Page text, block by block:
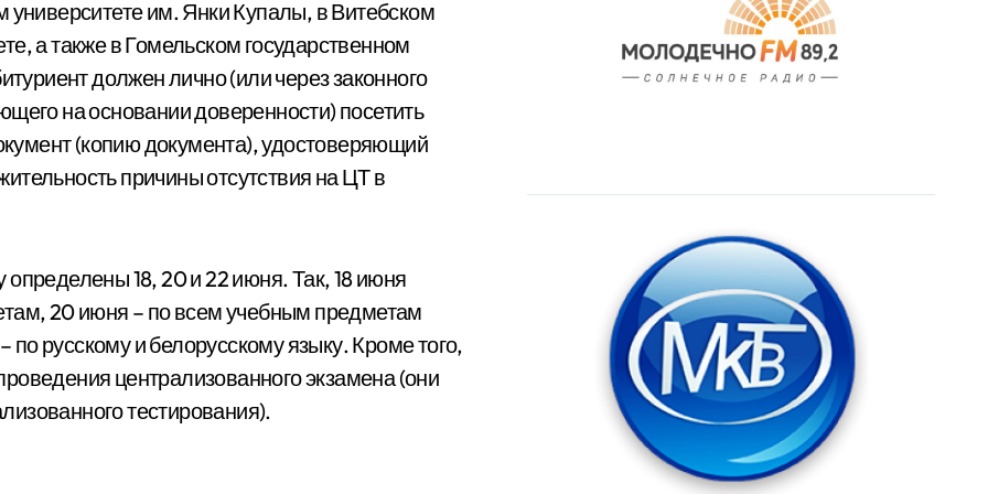
университете им. Янки Купалы, в Витебском
а также в Гомельском государственном
должен лично (или через законного
на основании доверенности) посетить
(копию документа), удостоверяющий
причины отсутствия на ЦТ в
18, 20 и 22 июня. Так, 18 июня
20 июня – по всем учебным предметам
по русскому и белорусскому языку. Кроме того,
централизованного экзамена (они
тестирования).